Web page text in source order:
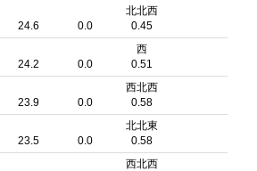
24.6 0.0
北北西
0.45
24.2 0.0
西
0.51
23.9 0.0
西北西
0.58
23.5 0.0
北北東
0.58
西北西